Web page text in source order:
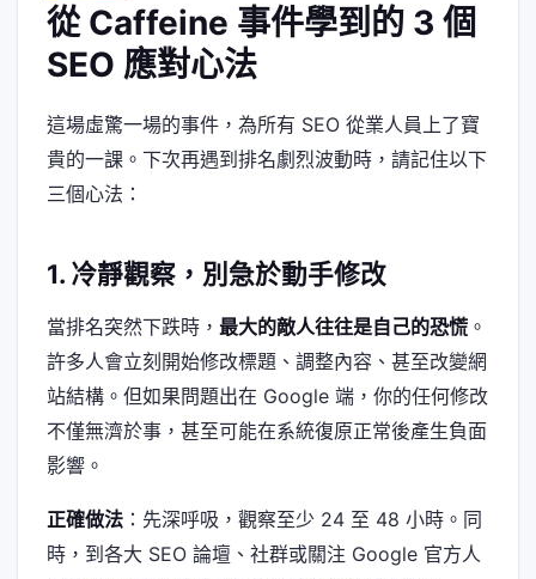
從 Caffeine 事件學到的 3 個
SEO 應對心法
這場虛驚一場的事件，為所有 SEO 從業人員上了寶
貴的一課。下次再遇到排名劇烈波動時，請記住以下
三個心法：
1. 冷靜觀察，別急於動手修改
當排名突然下跌時， 最大的敵人往往是自己的恐慌 。
許多人會立刻開始修改標題、調整內容、甚至改變網
站結構。但如果問題出在 Google 端，你的任何修改
不僅無濟於事，甚至可能在系統復原正常後產生負面
影響。
正確做法 ：先深呼吸，觀察至少 24 至 48 小時。同
時，到各大 SEO 論壇、社群或關注 Google 官方人